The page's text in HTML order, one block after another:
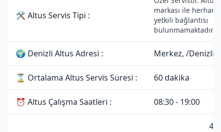
🛠 Altus Servis Tipi :
markası ile
yetkili bağlantısı
bulunmamaktadır.
🌍 Denizli Altus Adresi : Merkez, /Denizli
⌛ Ortalama Altus Servis Süresi : 60 dakika
⏰ Altus Çalışma Saatleri : 08:30 - 19:00